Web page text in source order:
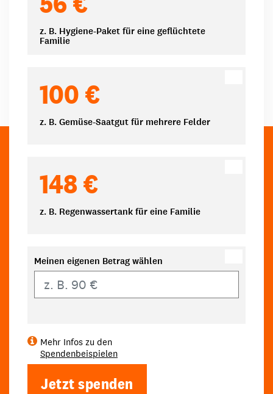
z. B. Hygiene-Paket für eine geflüchtete
Familie
100 €
z. B. Gemüse-Saatgut für mehrere Felder
148 €
z. B. Regenwassertank für eine Familie
Meinen eigenen Betrag wählen
Mehr Infos zu den
Spendenbeispielen
Jetzt spenden